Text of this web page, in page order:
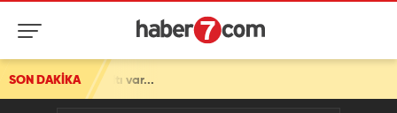
SON DAKİKA